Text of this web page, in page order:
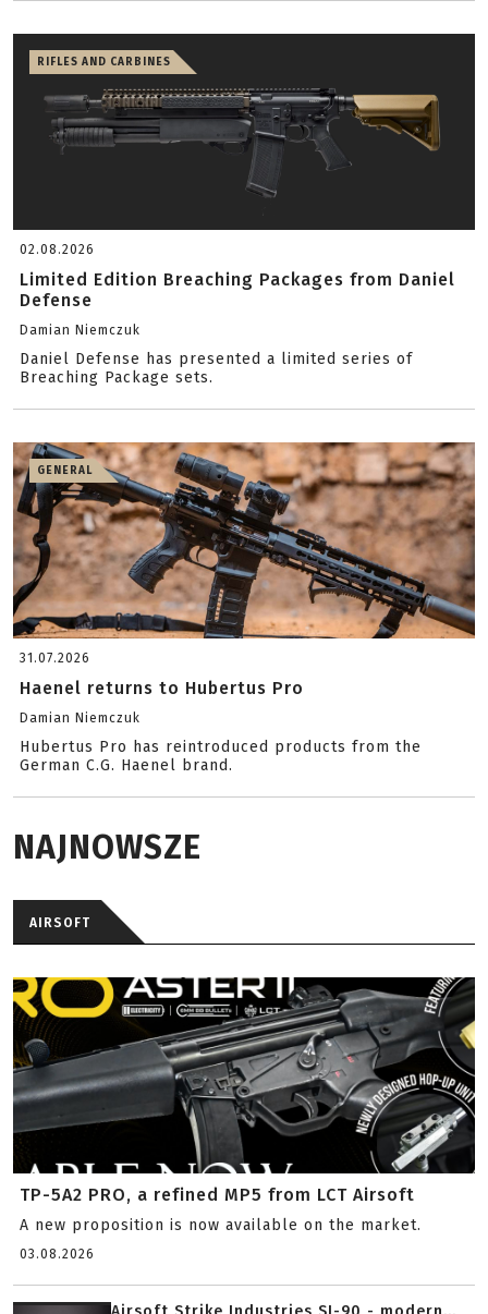
RIFLES AND CARBINES
02.08.2026
Limited Edition Breaching Packages from Daniel
Defense
Damian Niemczuk
Daniel Defense has presented a limited series of
Breaching Package sets.
GENERAL
31.07.2026
Haenel returns to Hubertus Pro
Damian Niemczuk
Hubertus Pro has reintroduced products from the
German C.G. Haenel brand.
NAJNOWSZE
AIRSOFT
TP-5A2 PRO, a refined MP5 from LCT Airsoft
A new proposition is now available on the market.
03.08.2026